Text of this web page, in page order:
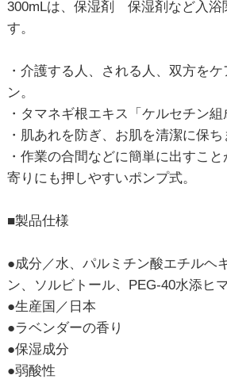
300mLは、保湿剤 保湿剤など入浴
す。
・介護する人、される人、双方を
ン。
・タマネギ根エキス「ケルセチン組
・肌あれを防ぎ、お肌を清潔に保ち
・作業の合間などに簡単に出すこ
寄りにも押しやすいポンプ式。
■製品仕様
●成分／水、パルミチン酸エチルヘ
ン、ソルビトール、PEG-40水添ヒ
●生産国／日本
●ラベンダーの香り
●保湿成分
●弱酸性